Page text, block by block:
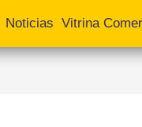
Noticias Vitrina